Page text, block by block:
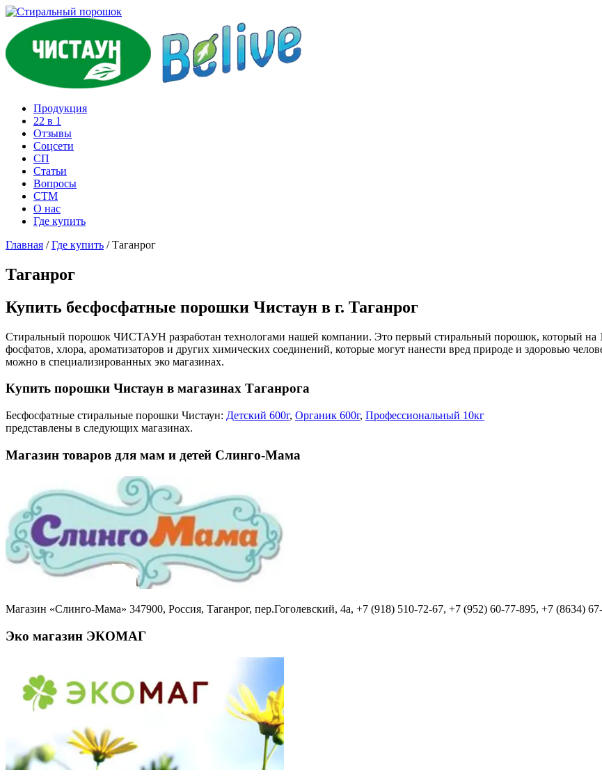
Продукция
22 в 1
Отзывы
Соцcети
СП
Статьи
Вопросы
СТМ
О нас
Где купить
Главная /Где купить /Таганрог
Таганрог
Купить бесфосфатные порошки Чистаун в г. Таганрог
Стиральный порошок ЧИСТАУН разработан технологами нашей компании. Это первый стиральный порошок, который на
фосфатов, хлора, ароматизаторов и других химических соединений, которые могут нанести вред природе и здоровью
можно в специализированных эко магазинах.
Купить порошки Чистаун в магазинах Таганрога
Бесфосфатные стиральные порошки Чистаун: Детский 600г, Органик 600г, Профессиональный 10кг
представлены в следующих магазинах.
Магазин товаров для мам и детей Слинго-Мама
Магазин «Слинго-Мама» 347900, Россия, Таганрог, пер.Гоголевский, 4а, +7 (918) 510-72-67, +7 (952) 60-77-895, +7 (8634)
Эко магазин ЭКОМАГ